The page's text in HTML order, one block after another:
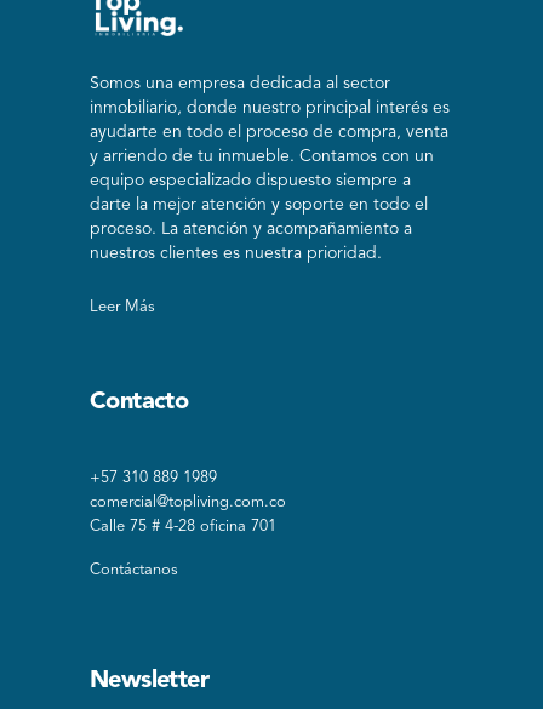
Somos una empresa dedicada al sector
inmobiliario, donde nuestro principal interés es
ayudarte en todo el proceso de compra, venta
y arriendo de tu inmueble. Contamos con un
equipo especializado dispuesto siempre a
darte la mejor atención y soporte en todo el
proceso. La atención y acompañamiento a
nuestros clientes es nuestra prioridad.
Leer Más
Contacto
+57 310 889 1989
comercial@topliving.com.co
Calle 75 # 4-28 oficina 701
Contáctanos
Newsletter